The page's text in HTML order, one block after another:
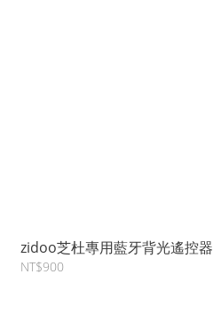
zidoo芝杜專用藍牙背光遙控器
NT$900